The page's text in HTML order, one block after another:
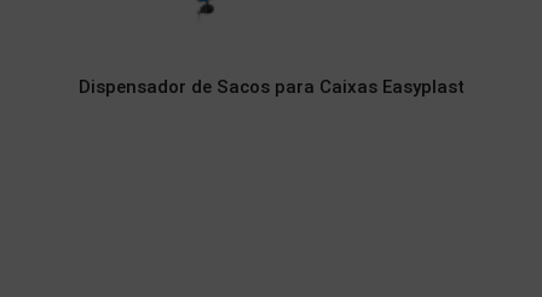
Dispensador de Sacos para Caixas Easyplast